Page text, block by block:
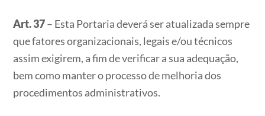
Art. 37– Esta Portaria deverá ser atualizada sempre
que fatores organizacionais, legais e/ou técnicos
assim exigirem, a fim de verificar a sua adequação,
bem como manter o processo de melhoria dos
procedimentos administrativos.